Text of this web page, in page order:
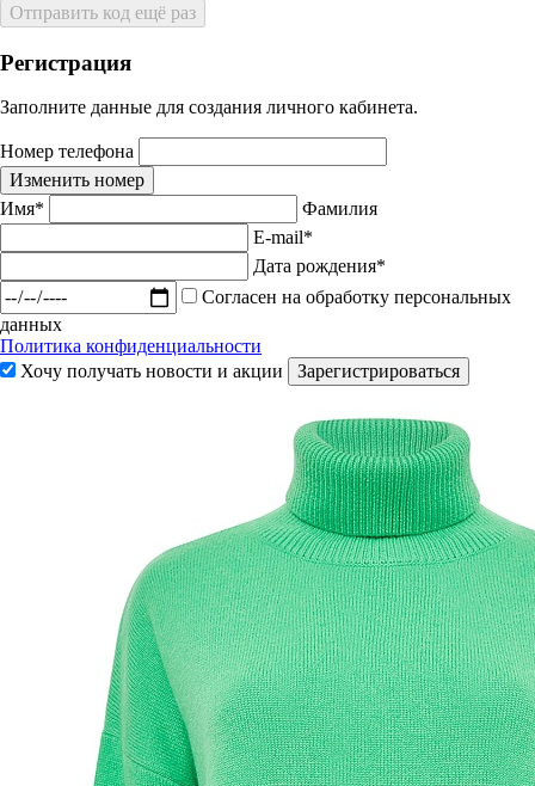
Отправить код ещё раз
Регистрация
Заполните данные для создания личного кабинета.
Номер телефона
Изменить номер
Имя*
Фамилия
E-mail*
Дата рождения*
Согласен на обработку персональных
данных
Политика конфиденциальности
Хочу получать новости и акции
Зарегистрироваться